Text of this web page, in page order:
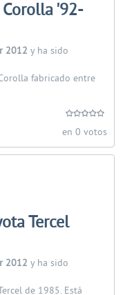
'92-
2012 y ha sido
fabricado entre
en 0 votos
Tercel
2012 y ha sido
de 1985. Está